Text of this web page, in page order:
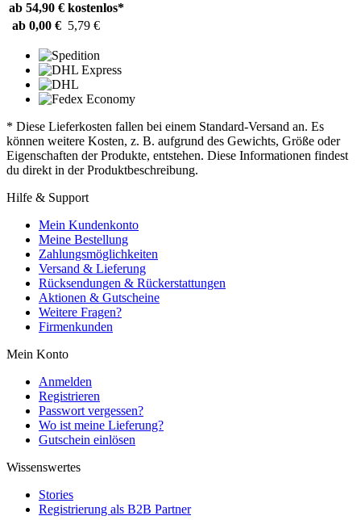
ab 54,90 € kostenlos*
ab 0,00 € 5,79 €
* Diese Lieferkosten fallen bei einem Standard-Versand an. Es
können weitere Kosten, z. B. aufgrund des Gewichts, Größe oder
Eigenschaften der Produkte, entstehen. Diese Informationen findest
du direkt in der Produktbeschreibung.
Hilfe & Support
Mein Kundenkonto
Meine Bestellung
Zahlungsmöglichkeiten
Versand & Lieferung
Rücksendungen & Rückerstattungen
Aktionen & Gutscheine
Weitere Fragen?
Firmenkunden
Mein Konto
Anmelden
Registrieren
Passwort vergessen?
Wo ist meine Lieferung?
Gutschein einlösen
Wissenswertes
Stories
Registrierung als B2B Partner